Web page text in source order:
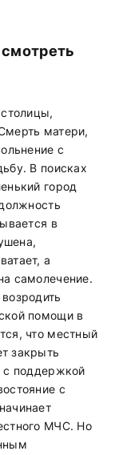
матери,
с
В поисках
город
в
а
самолечение.
помощи в
что местный
закрыть
с поддержкой
с
МЧС. Но